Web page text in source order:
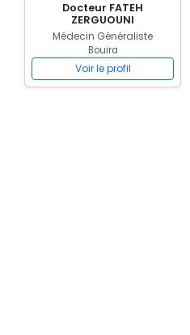
Docteur FATEH
ZERGUOUNI
Médecin Généraliste
Bouira
Voir le profil